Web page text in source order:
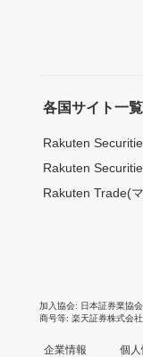
各国サイト一
Rakuten
Rakuten
Rakuten Trade(
加入協会 日本証券業協会
商号等 楽天証券株式会
企業情報 個